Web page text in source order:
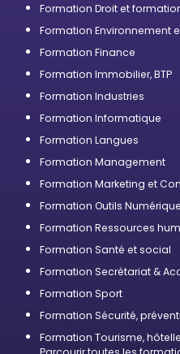
Formation Droit et
Formation Environnement
Formation Finance
Formation Immobilier, BTP
Formation Industries
Formation Informatique
Formation Langues
Formation Management
Formation Marketing et
Formation Outils
Formation Ressources
Formation Santé et social
Formation Secrétariat &
Formation Sport
Formation Sécurité,
Formation Tourisme,